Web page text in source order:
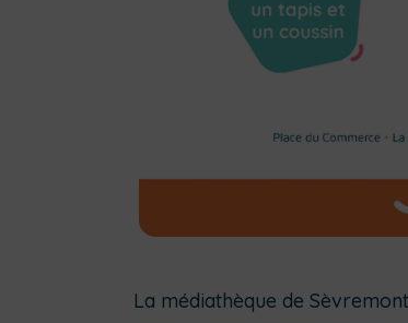
La médiathèque de